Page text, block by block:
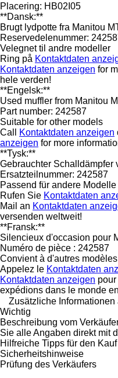
Placering: HB02I05
**Dansk:**
Brugt lydpotte fra Manitou
Reservedelenummer:
Velegnet til andre modeller
Ring på Kontaktdaten
Kontaktdaten anzeigen for
hele verden!
**Engelsk:**
Used muffler from Manitou
Part number: 242587
Suitable for other models
Call
Kontaktdaten anzeigen
anzeigen for more
**Tysk:**
Gebrauchter Schalldämpfer
Ersatzteilnummer: 242587
Passend für andere Modelle
Rufen Sie Kontaktdaten
Mail an Kontaktdaten
versenden weltweit!
**Fransk:**
Silencieux d'occasion pour
Numéro de pièce : 242587
Convient à d'autres modèles
Appelez le Kontaktdaten
Kontaktdaten anzeigen
expédions dans le monde
Zusätzliche Informationen
Wichtig
Beschreibung vom
Sie alle Angaben direkt mit
Hilfreiche Tipps für den Kauf
Sicherheitshinweise
Prüfung des Verkäufers